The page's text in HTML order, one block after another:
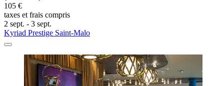
105 €
taxes et frais compris
2 sept. - 3 sept.
Kyriad Prestige Saint-Malo